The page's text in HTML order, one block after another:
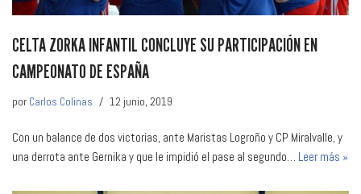
CELTA ZORKA INFANTIL CONCLUYE SU PARTICIPACIÓN EN
CAMPEONATO DE ESPAÑA
por Carlos Colinas 12 junio, 2019
Con un balance de dos victorias, ante Maristas Logroño y CP Miralvalle, y
una derrota ante Gernika y que le impidió el pase al segundo… Leer más »